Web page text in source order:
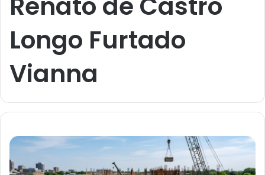
Longo Furtado
Vianna